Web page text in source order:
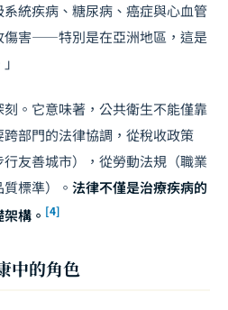
統疾病、糖尿病、癌症與心血管
傷害——特別是在亞洲地區，這是
。它意味著，公共衛生不能僅靠
部門的法律協調，從稅收政策
行友善城市），從勞動法規（職業
標準）。 法律不僅是治療疾病的
構。 [4]
中的角色